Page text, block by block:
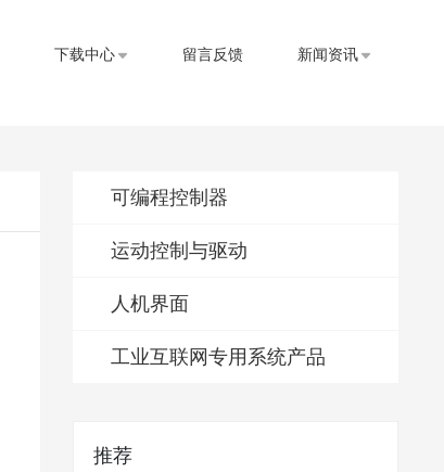
下载中心 留言反馈 新闻资讯
可编程控制器
运动控制与驱动
人机界面
工业互联网专用系统产品
推荐